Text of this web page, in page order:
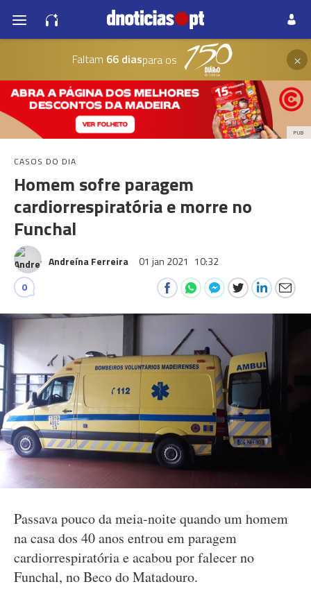
Faltam 66 diaspara os ×
PUB
CASOS DO DIA
Homem sofre paragem
cardiorrespiratória e morre no
Funchal
Andreína Ferreira 01 jan 2021 10:32
0
Passava pouco da meia-noite quando um homem
na casa dos 40 anos entrou em paragem
cardiorrespiratória e acabou por falecer no
Funchal, no Beco do Matadouro.